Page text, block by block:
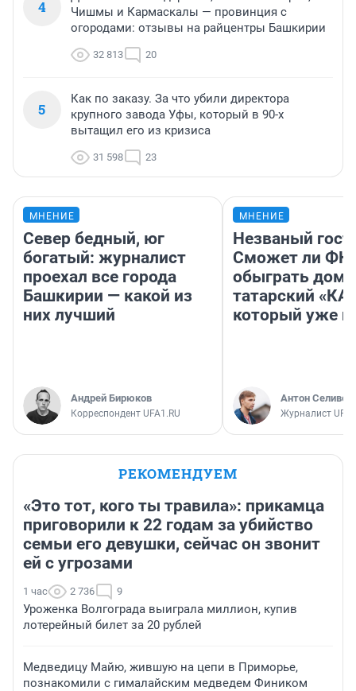
4
Чишмы и Кармаскалы — провинция с
огородами: отзывы на райцентры Башкирии
32 813 20
5
Как по заказу. За что убили директора
крупного завода Уфы, который в 90-х
вытащил его из кризиса
31 598 23
МНЕНИЕ
Север бедный, юг
богатый: журналист
проехал все города
Башкирии — какой из
них лучший
Андрей Бирюков
Корреспондент UFA1.RU
МНЕНИЕ
Незваный
Сможет ли ФК
обыграть дома
татарский
который уже
Антон
Журналист
РЕКОМЕНДУЕМ
«Это тот, кого ты травила»: прикамца
приговорили к 22 годам за убийство
семьи его девушки, сейчас он звонит
ей с угрозами
1 час 2 736 9
Уроженка Волгограда выиграла миллион, купив
лотерейный билет за 20 рублей
Медведицу Майю, жившую на цепи в Приморье,
познакомили с гималайским медведем Фиником